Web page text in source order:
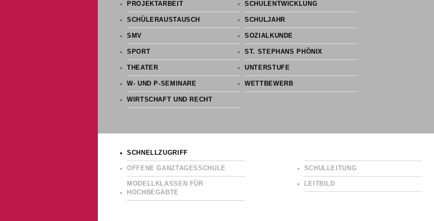
PROJEKTARBEIT SCHULENTWICKLUNG
SCHÜLERAUSTAUSCH SCHULJAHR
SMV SOZIALKUNDE
SPORT ST. STEPHANS PHÖNIX
THEATER UNTERSTUFE
W- UND P-SEMINARE WETTBEWERB
WIRTSCHAFT UND RECHT
SCHNELLZUGRIFF
OFFENE GANZTAGESSCHULE
MODELLKLASSEN FÜR
HOCHBEGABTE
SCHULLEITUNG
LEITBILD